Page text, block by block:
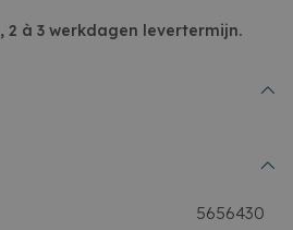
2 à 3 werkdagen levertermijn.
5656430